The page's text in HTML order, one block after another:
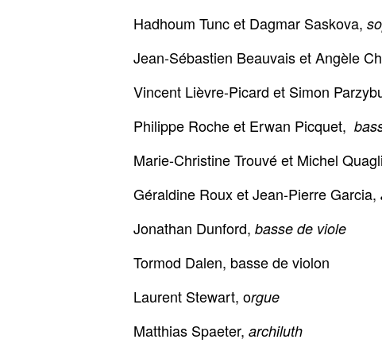
Hadhoum Tunc et Dagmar Saskova,
Jean-Sébastien Beauvais et Angèle
Vincent Lièvre-Picard et Simon
Philippe Roche et Erwan Picquet,
Marie-Christine Trouvé et Michel
Géraldine Roux et Jean-Pierre Garcia,
Jonathan Dunford, basse de viole
Tormod Dalen, basse de violon
Laurent Stewart, orgue
Matthias Spaeter, archiluth